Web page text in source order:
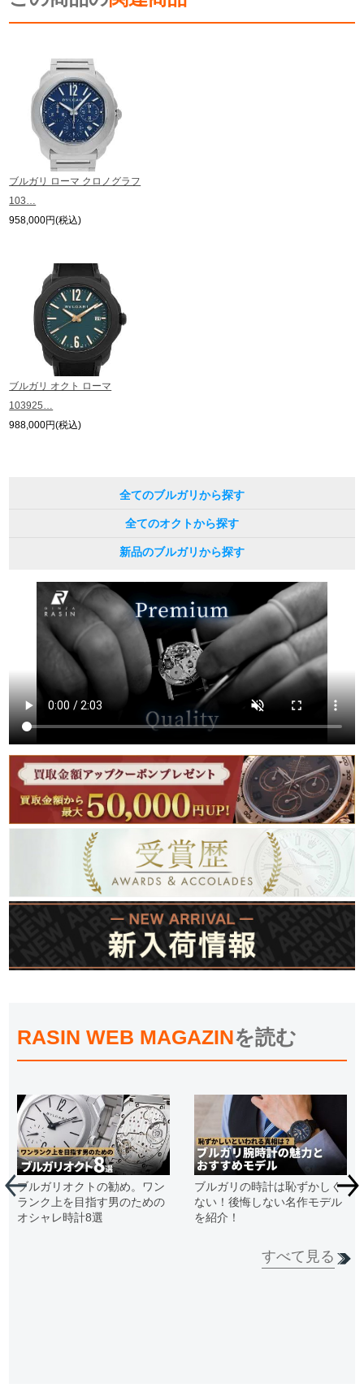
新宿店 大阪心斎橋店
買取サロン
GINZA RASIN公式ブログ
WEBマガジン
For Overseas Customers
English
ブルガリ ローマ クロノグラフ
103…
958,000円(税込)
ブルガリ オクト ローマ
103925…
988,000円(税込)
全てのブルガリから探す
全てのオクトから探す
新品のブルガリから探す
の掲載を控えております。
※当店では店頭販売も行っております為、サイトでのご注文と店頭処理との時
間差で在庫切れになる場合がございます。
予めご了承くださいませ。
また、ご来店にてご購入を希望される場合にも、事前に在庫の確認をお電話か
メールにてお問い合わせいただけますようお願いいたします。
※アンティーク品やユーズド品の場合、外装および内部機械に代替部品を使用
している場合がございます。
※表示の定価は、入荷時の価格となっております。
現在の定価と異なる場合がございますのでご了承くださいませ。
RASIN WEB MAGAZINを読む
ブルガリオクトの勧め。ワン
ランク上を目指す男のための
オシャレ時計8選
ブルガリの時計は恥ずかしく
ない！後悔しない名作モデル
を紹介！
すべて見る